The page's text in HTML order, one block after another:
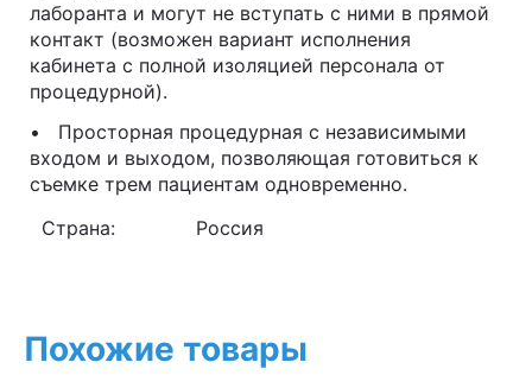
лаборанта и могут не вступать с ними в прямой
контакт (возможен вариант исполнения
кабинета с полной изоляцией персонала от
процедурной).
• Просторная процедурная с независимыми
входом и выходом, позволяющая готовиться к
съемке трем пациентам одновременно.
Страна:
Россия
Похожие товары